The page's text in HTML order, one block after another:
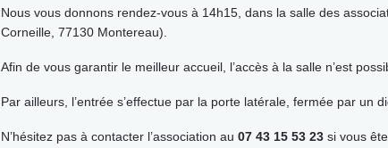
Nous vous donnons rendez-vous à 14h15, dans la salle des
Corneille, 77130 Montereau).
Afin de vous garantir le meilleur accueil, l’accès à la salle n’est
Par ailleurs, l’entrée s’effectue par la porte latérale, fermée par un
N’hésitez pas à contacter l’association au 07 43 15 53 23 si vous